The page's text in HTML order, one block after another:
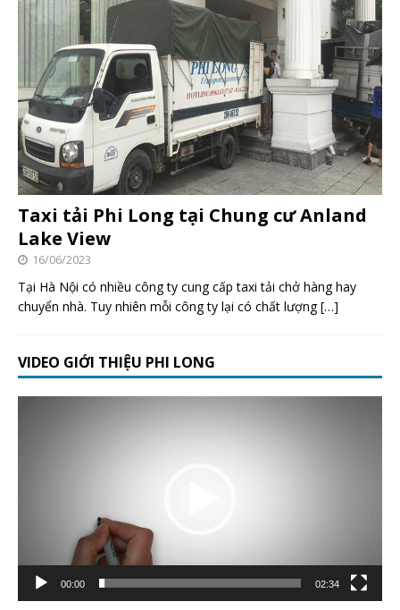
Taxi tải Phi Long tại Chung cư Anland
Lake View
16/06/2023
Tại Hà Nội có nhiều công ty cung cấp taxi tải chở hàng hay
chuyển nhà. Tuy nhiên mỗi công ty lại có chất lượng[…]
VIDEO GIỚI THIỆU PHI LONG
00:00 02:34